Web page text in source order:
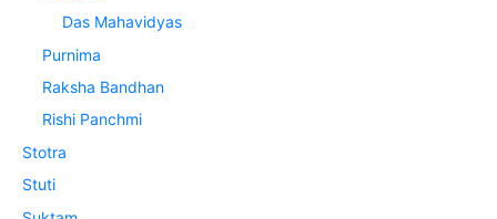
Das Mahavidyas
Purnima
Raksha Bandhan
Rishi Panchmi
Stotra
Stuti